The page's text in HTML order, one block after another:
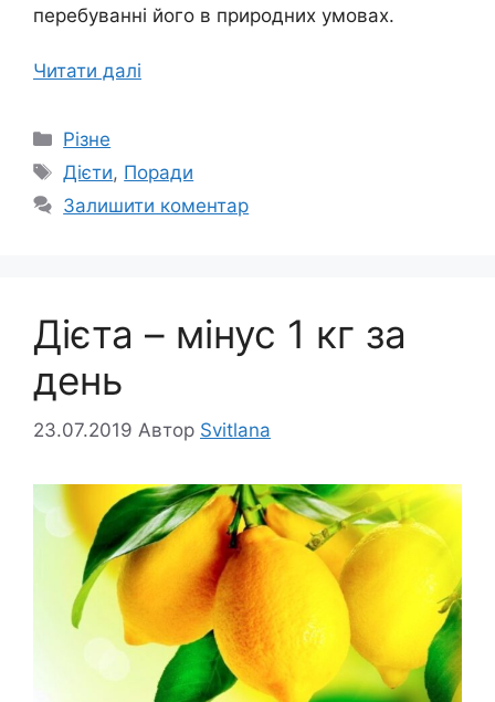
перебуванні його в природних умовах.
Читати далі
Категорії
Різне
Позначки
Дієти, Поради
Залишити коментар
Дієта – мінус 1 кг за
день
23.07.2019 Автор Svitlana